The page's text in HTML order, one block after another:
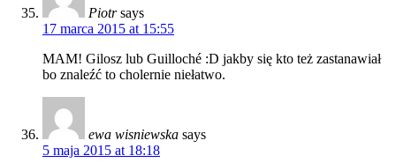
Piotr says
17 marca 2015 at 15:55
MAM! Gilosz lub Guilloché :D jakby się kto też zastanawiał
bo znaleźć to cholernie niełatwo.
ewa wisniewska says
5 maja 2015 at 18:18